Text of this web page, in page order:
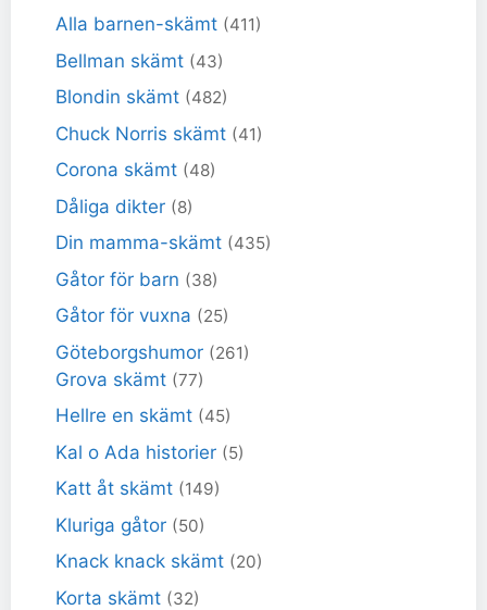
Alla barnen-skämt (411)
Bellman skämt (43)
Blondin skämt (482)
Chuck Norris skämt (41)
Corona skämt (48)
Dåliga dikter (8)
Din mamma-skämt (435)
Gåtor för barn (38)
Gåtor för vuxna (25)
Göteborgshumor (261)
Grova skämt (77)
Hellre en skämt (45)
Kal o Ada historier (5)
Katt åt skämt (149)
Kluriga gåtor (50)
Knack knack skämt (20)
Korta skämt (32)